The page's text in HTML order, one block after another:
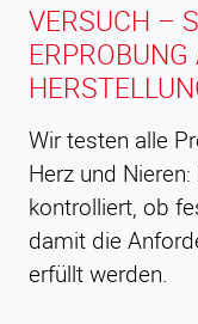
VERSUCH –
ERPROBUNG
Wir testen alle
Herz und
kontrolliert, ob
damit die
erfüllt werden.